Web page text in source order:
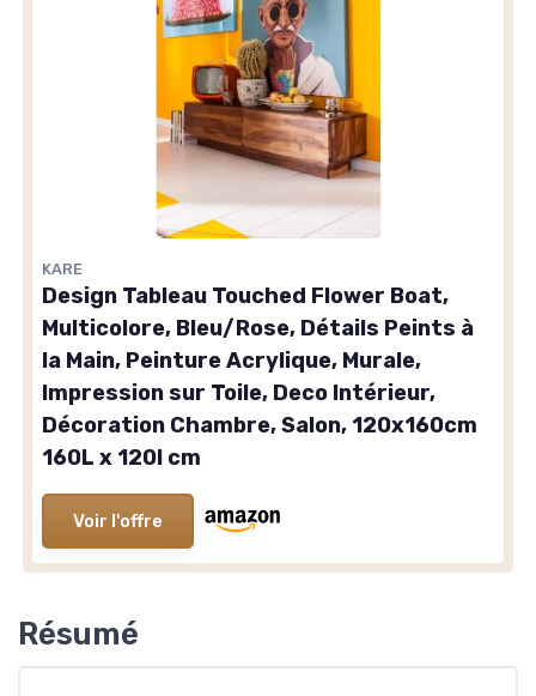
KARE
Design Tableau Touched Flower Boat,
Multicolore, Bleu/Rose, Détails Peints à
la Main, Peinture Acrylique, Murale,
Impression sur Toile, Deco Intérieur,
Décoration Chambre, Salon, 120x160cm
160L x 120l cm
Voir l'offre
Résumé